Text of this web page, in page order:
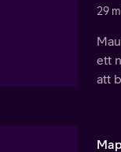
29
ett
att